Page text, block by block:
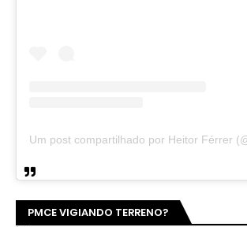
PMCE VIGIANDO TERRENO?